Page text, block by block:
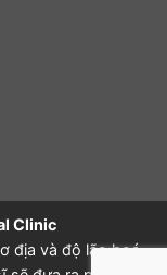
Clinic
địa và độ lão hoá